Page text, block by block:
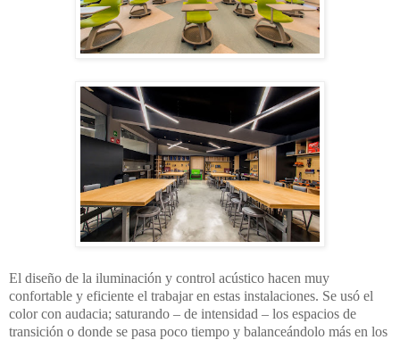
El diseño de la iluminación y control acústico hacen muy
confortable y eficiente el trabajar en estas instalaciones. Se usó el
color con audacia; saturando – de intensidad – los espacios de
transición o donde se pasa poco tiempo y balanceándolo más en los